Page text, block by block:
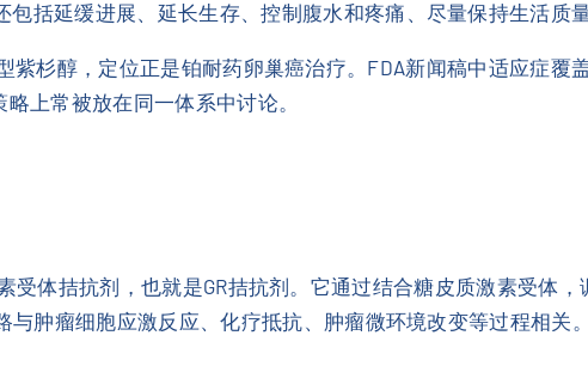
包括延缓进展、延长生存、控制腹水和疼痛、尽量保持生活质量
紫杉醇，定位正是铂耐药卵巢癌治疗。FDA新闻稿中适应症覆
上常被放在同一体系中讨论。
受体拮抗剂，也就是GR拮抗剂。它通过结合糖皮质激素受体
肿瘤细胞应激反应、化疗抵抗、肿瘤微环境改变等过程相关。